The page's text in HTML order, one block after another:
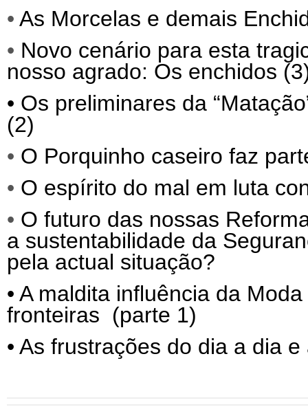
• As Morcelas e demais
• Novo cenário para esta
nosso agrado: Os enchidos
• Os preliminares da
(2)
• O Porquinho caseiro faz
• O espírito do mal em luta
• O futuro das nossas
a sustentabilidade da
pela actual situação?
• A maldita influência da
fronteiras (parte 1)
• As frustrações do dia a dia